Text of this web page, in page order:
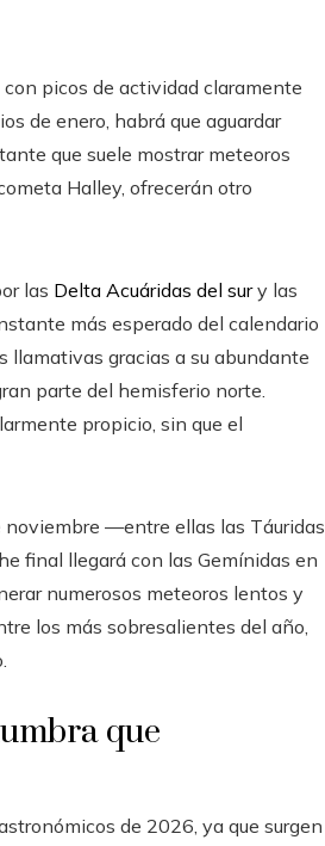
picos de actividad claramente
de enero, habrá que aguardar
que suele mostrar meteoros
Halley, ofrecerán otro
las Delta Acuáridas del sury las
más esperado del calendario
llamativas gracias a su abundante
parte del hemisferio norte.
propicio, sin que el
noviembre —entre ellas las Táuridas
final llegará con las Gemínidas en
numerosos meteoros lentos y
los más sobresalientes del año,
que
de 2026, ya que surgen